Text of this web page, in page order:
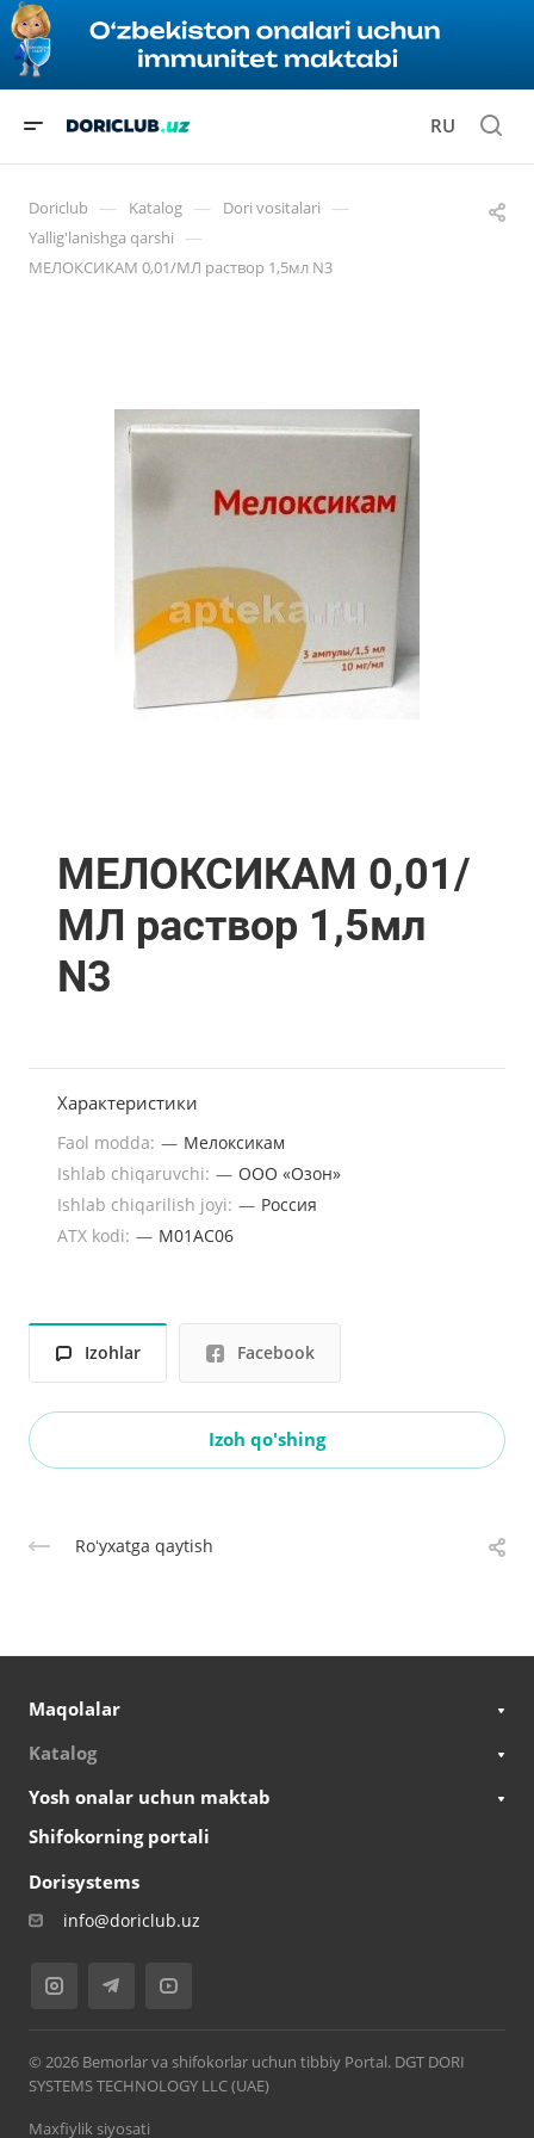
RU
Doriclub — Katalog — Dori vositalari —
Yallig'lanishga qarshi —
МЕЛОКСИКАМ 0,01/МЛ раствор 1,5мл N3
МЕЛОКСИКАМ 0,01/
МЛ раствор 1,5мл
N3
Характеристики
Faol modda: — Мелоксикам
Ishlab chiqaruvchi: — ООО «Озон»
Ishlab chiqarilish joyi: — Россия
ATX kodi: — M01AC06
Izohlar Facebook
Izoh qo'shing
Roʻyxatga qaytish
Maqolalar
Katalog
Yosh onalar uchun maktab
Shifokorning portali
Dorisystems
info@doriclub.uz
© 2026 Bemorlar va shifokorlar uchun tibbiy Portal. DGT DORI
SYSTEMS TECHNOLOGY LLC (UAE)
Maxfiylik siyosati